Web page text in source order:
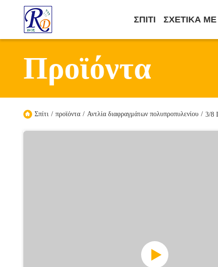
ΣΠΊΤΙ ΣΧΕΤΙΚΆ
Προϊόντα
Σπίτι / προϊόντα / Αντλία διαφραγμάτων πολυπροπυλενίου / 3/8